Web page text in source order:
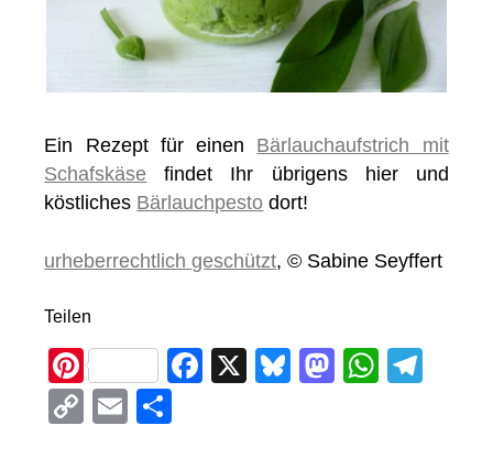
Ein Rezept für einen Bärlauchaufstrich mit
Schafskäse findet Ihr übrigens hier und
köstliches Bärlauchpesto dort!
urheberrechtlich geschützt, © Sabine Seyffert
Teilen
Pi
nt
er
F
X
Bl
M
W
C
E